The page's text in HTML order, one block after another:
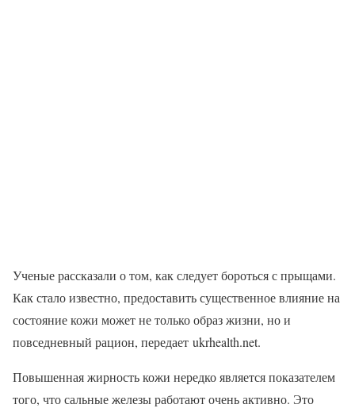
Ученые рассказали о том, как следует бороться с прыщами.
Как стало известно, предоставить существенное влияние на
состояние кожи может не только образ жизни, но и
повседневный рацион, передает ukrhealth.net.
Повышенная жирность кожи нередко является показателем
того, что сальные железы работают очень активно. Это